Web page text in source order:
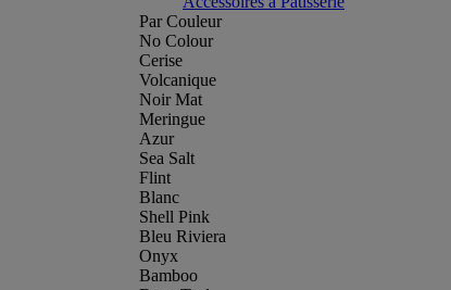
Par Couleur
No Colour
Cerise
Volcanique
Noir Mat
Meringue
Azur
Sea Salt
Flint
Blanc
Shell Pink
Bleu Riviera
Onyx
Bamboo